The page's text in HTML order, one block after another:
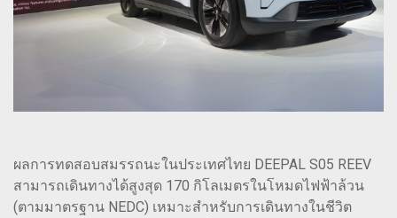
ผลการทดสอบสมรรถนะในประเทศไทย DEEPAL S05 REEV
สามารถเดินทางได้สูงสุด 170 กิโลเมตรในโหมดไฟฟ้าล้วน
(ตามมาตรฐาน NEDC) เหมาะสำหรับการเดินทางในชีวิต